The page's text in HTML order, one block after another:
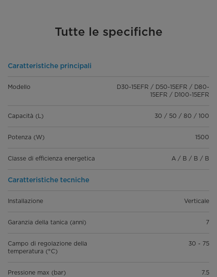
Tutte le specifiche
Caratteristiche principali
Modello
D30-15EFR / D50-15EFR / D80-
15EFR / D100-15EFR
Capacità (L) 30 / 50 / 80 / 100
Potenza (W) 1500
Classe di efficienza energetica A / B / B / B
Caratteristiche tecniche
Installazione Verticale
Garanzia della tanica (anni) 7
Campo di regolazione della
temperatura (°C)
30 - 75
Pressione max (bar) 7.5